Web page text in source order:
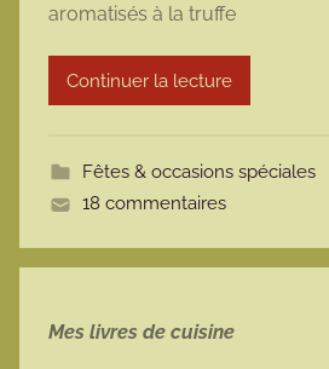
t
aromatisés à la truffe
Continuer la lecture
Fêtes & occasions spéciales
18 commentaires
Mes livres de cuisine